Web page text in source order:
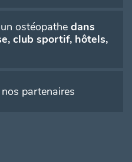
ostéopathe dans
club sportif, hôtels,
partenaires